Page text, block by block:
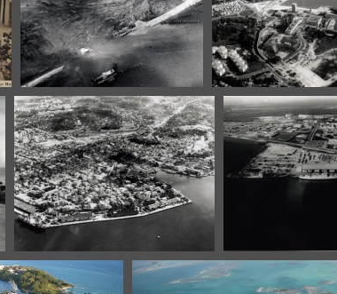
Début de la poldérisation de
Jarry
Construction de la
du-Fort vue
Vue générale de Pointe-à-Pitre
Les quais de la